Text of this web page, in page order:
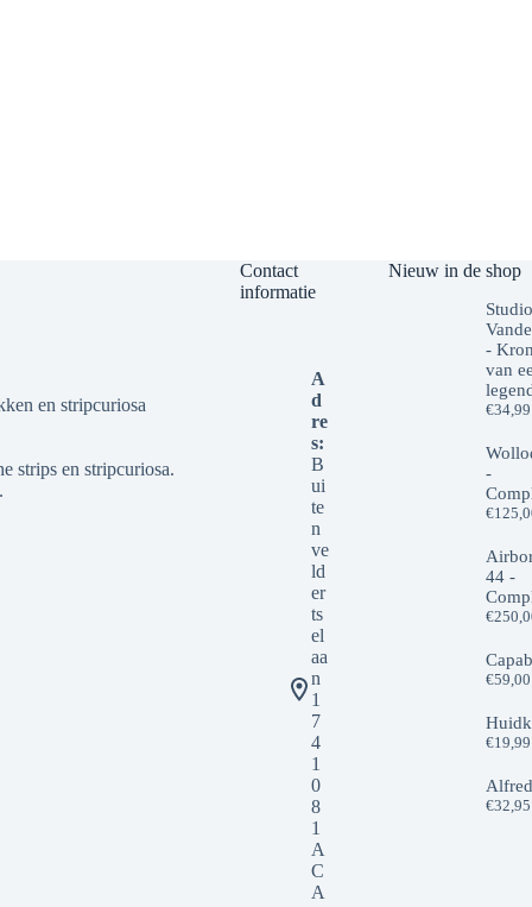
en stripcuriosa
strips en stripcuriosa.
Contact
informatie
A
d
re
s:
B
ui
te
n
ve
ld
er
ts
el
aa
n
1
7
4
1
0
8
1
A
C
A
Nieuw in de shop
Studio
-
van
€34,99
-
€
44 -
€
€59,00
€19,99
Alfred
€32,95